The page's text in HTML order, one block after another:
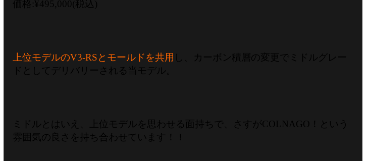
価格:¥495,000(税込)
上位モデルのV3-RSとモールドを共用
し、カーボン積層の変更でミドルグレー
ドとしてデリバリーされる当モデル。
ミドルとはいえ、上位モデルを思わせる面持ちで、さすがCOLNAGO！という
雰囲気の良さを持ち合わせています！！